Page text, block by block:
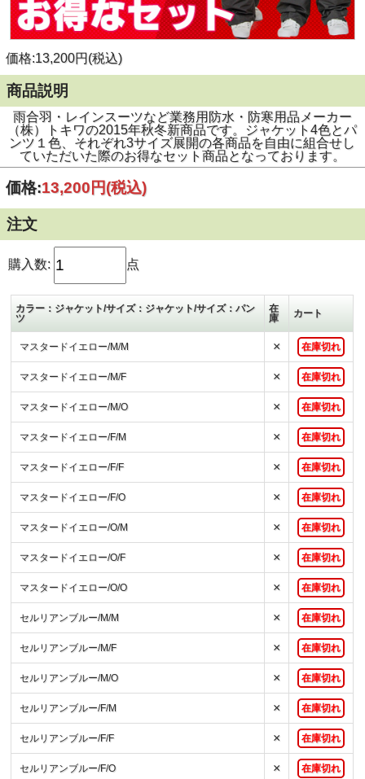
価格:13,200円(税込)
商品説明
雨合羽・レインスーツなど業務用防水・防寒用品メーカー
（株）トキワの2015年秋冬新商品です。ジャケット4色とパ
ンツ１色、それぞれ3サイズ展開の各商品を自由に組合せし
ていただいた際のお得なセット商品となっております。
価格:13,200円(税込)
注文
購入数: 点
カラー：ジャケット/サイズ：ジャケット/サイズ：パン
ツ
在
庫
カート
マスタードイエロー/M/M × 在庫切れ
マスタードイエロー/M/F × 在庫切れ
マスタードイエロー/M/O × 在庫切れ
マスタードイエロー/F/M × 在庫切れ
マスタードイエロー/F/F × 在庫切れ
マスタードイエロー/F/O × 在庫切れ
マスタードイエロー/O/M × 在庫切れ
マスタードイエロー/O/F × 在庫切れ
マスタードイエロー/O/O × 在庫切れ
セルリアンブルー/M/M × 在庫切れ
セルリアンブルー/M/F × 在庫切れ
セルリアンブルー/M/O × 在庫切れ
セルリアンブルー/F/M × 在庫切れ
セルリアンブルー/F/F × 在庫切れ
セルリアンブルー/F/O × 在庫切れ